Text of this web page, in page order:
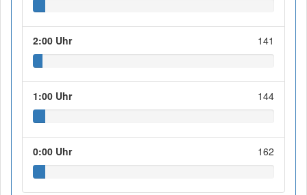
2:00 Uhr 141
1:00 Uhr 144
0:00 Uhr 162